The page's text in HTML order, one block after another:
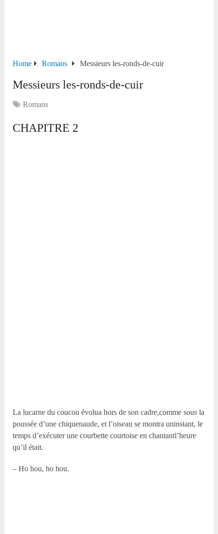
Home Romans Messieurs les-ronds-de-cuir
Messieurs les-ronds-de-cuir
Romans
CHAPITRE 2
La lucarne du coucou évolua hors de son cadre,comme sous la
poussée d’une chiquenaude, et l’oiseau se montra uninstant, le
temps d’exécuter une courbette courtoise en chantantl’heure
qu’il était.
– Ho hou, ho hou.